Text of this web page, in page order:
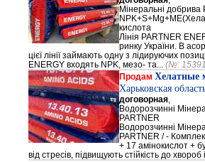
Мінеральні добрива
кислота
Лінія PARTNER
ринку України. В
цієї лінії займають одну з лідируючих
ENERGY входять NPK, мезо- та... (№:
Продам Хелатные
Харьковская
договорная
Водорозчинні
PARTNER
Водорозчинні
PARTNER / -
+ 17 амінокислот +
від стресів, підвищують стійкість до хвороб